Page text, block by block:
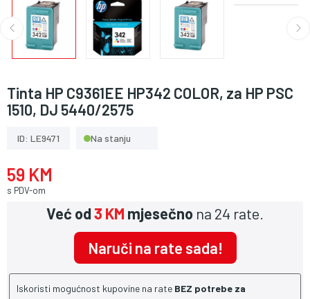
Tinta HP C9361EE HP342 COLOR, za HP PSC
1510, DJ 5440/2575
ID: LE9471 Na stanju
59 KM
s PDV-om
Već od3 KM mjesečno na 24 rate.
Naruči na rate sada!
Iskoristi mogućnost kupovine na rate BEZ potrebe za